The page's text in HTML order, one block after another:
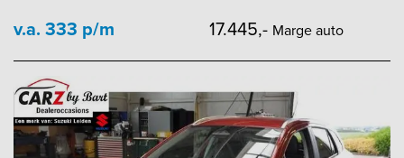
v.a. 333 p/m 17.445,- Marge auto